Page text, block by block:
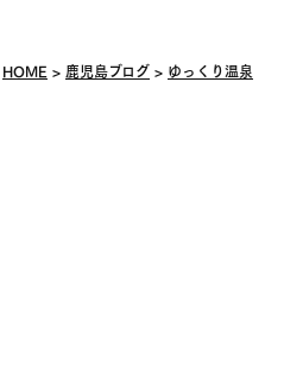
HOME 鹿児島ブログ ゆっくり温泉